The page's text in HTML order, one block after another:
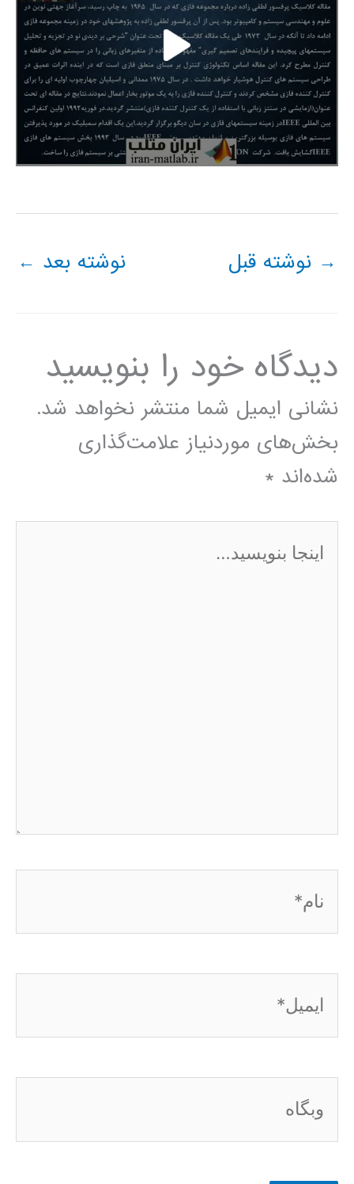
→ نوشته قبل نوشته بعد ←
دیدگاه‌ خود را بنویسید
نشانی ایمیل شما منتشر نخواهد شد.
بخش‌های موردنیاز علامت‌گذاری
شده‌اند *
اینجا
بنویسید…
نام*
ایمیل*
وبگاه